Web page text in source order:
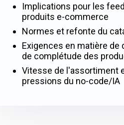
Implications pour les
produits e-commerce
Normes et refonte du
Exigences en matière de
de complétude des
Vitesse de l'assortiment
pressions du no-code/IA